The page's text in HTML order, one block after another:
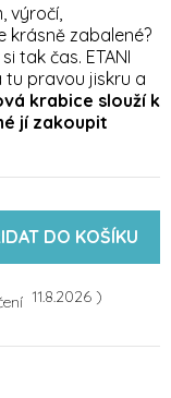
DO KOŠÍKU
11.8.2026
výročí,
krásně zabalené?
tak čas. ETANI
pravou jiskru a
krabice slouží k
jí zakoupit